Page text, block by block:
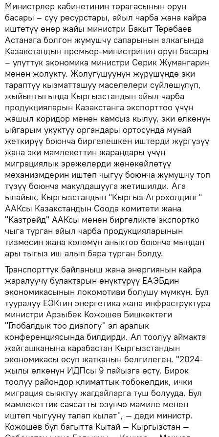
Министрлер кабинетинин төрагасынын орун
басары – суу ресурстары, айыл чарба жана кайра
иштетүү өнөр жайы министри Бакыт Төрөбаев
Астанага болгон жумушчу сапарынын алкагында
Казакстандын премьер-министринин орун басары
– улуттук экономика министри Серик Жумангарин
менен жолукту. Жолугушуунун жүрүшүндө эки
тараптуу кызматташуу маселелери сүйлөшүлүп,
жыйынтыгында Кыргызстандын айыл чарба
продукцияларын Казакстанга экспорттоо үчүн
жашыл коридор менен камсыз кылуу, эки өлкөнүн
ыйгарым укуктуу органдары ортосунда мунай
жеткирүү боюнча биргелешкен иштерди жүргүзүү
жана эки мамлекеттин жарандары үчүн
миграциялык эрежелерди жөнөкөйлөтүү
механизмдерин иштеп чыгуу боюнча жумушчу топ
түзүү боюнча макулдашууга жетишилди. Ага
ылайык, Кыргызстандын "Кыргыз Агрохолдинг"
ААКсы Казакстандын Соода комитети жана
"Казтрейд" ААКсы менен биргеликте экспортко
чыга турган айыл чарба продукцияларынын
тизмесин жана көлөмүн аныктоо боюнча мындан
ары тыгыз иш алып бара турган болду.
Транспорттук байланыш жана энергиянын кайра
жаралуучу булактарын өнүктүрүү ЕАЭБдин
экономикасынын локомотиви болушу мүмкүн. Бул
тууралуу ЕЭКтин энергетика жана инфраструктура
министри Арзыбек Кожошев Бишкектеги
"Глобалдык тоо диалогу" эл аралык
конференциясында билдирди. Ал тоолуу аймакта
жайгашканына карабастан Кыргызстандын
экономикасы өсүп жатканын белгилеген. "2024-
жылы өлкөнүн ИДПсы 9 пайызга өстү. Бирок
тоолуу райондор климаттык тобокелдик, ички
миграция сыяктуу жагдайларга туш болууда. Бул
мамлекеттик саясатты өзүнчө мамиле менен
иштеп чыгууну талап кылат", — деди министр.
Кожошев бул багытта Кытай — Кыргызстан —